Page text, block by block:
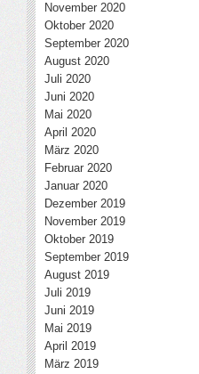
November 2020
Oktober 2020
September 2020
August 2020
Juli 2020
Juni 2020
Mai 2020
April 2020
März 2020
Februar 2020
Januar 2020
Dezember 2019
November 2019
Oktober 2019
September 2019
August 2019
Juli 2019
Juni 2019
Mai 2019
April 2019
März 2019